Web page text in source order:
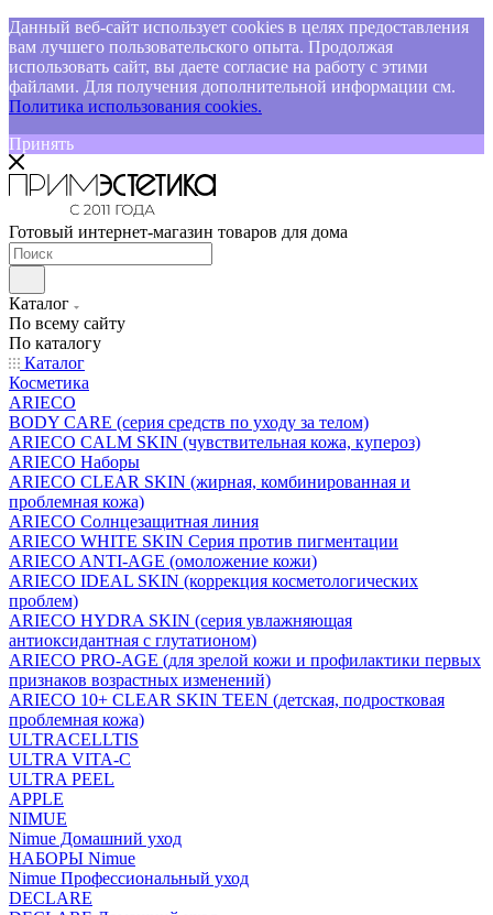
Данный веб-сайт использует cookies в целях предоставления
вам лучшего пользовательского опыта. Продолжая
использовать сайт, вы даете согласие на работу с этими
файлами. Для получения дополнительной информации см.
Политика использования cookies.
Принять
Готовый интернет-магазин товаров для дома
Каталог
По всему сайту
По каталогу
Каталог
Косметика
ARIECO
BODY CARE (серия средств по уходу за телом)
ARIECO CALM SKIN (чувствительная кожа, купероз)
ARIECO Наборы
ARIECO CLEAR SKIN (жирная, комбинированная и
проблемная кожа)
ARIECO Солнцезащитная линия
ARIECO WHITE SKIN Серия против пигментации
ARIECO ANTI-AGE (омоложение кожи)
ARIECO IDEAL SKIN (коррекция косметологических
проблем)
ARIECO HYDRA SKIN (серия увлажняющая
антиоксидантная с глутатионом)
ARIECO PRO-AGE (для зрелой кожи и профилактики первых
признаков возрастных изменений)
ARIECO 10+ CLEAR SKIN TEEN (детская, подростковая
проблемная кожа)
ULTRACELLTIS
ULTRA VITA-C
ULTRA PEEL
APPLE
NIMUE
Nimue Домашний уход
НАБОРЫ Nimue
Nimue Профессиональный уход
DECLARE